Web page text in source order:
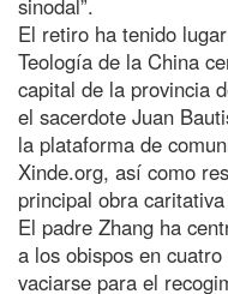
sinodal”.
El retiro ha tenido
Teología de la China
capital de la provincia
el sacerdote Juan
la plataforma de
Xinde.org, así como
principal obra
El padre Zhang ha
a los obispos en
vaciarse para el